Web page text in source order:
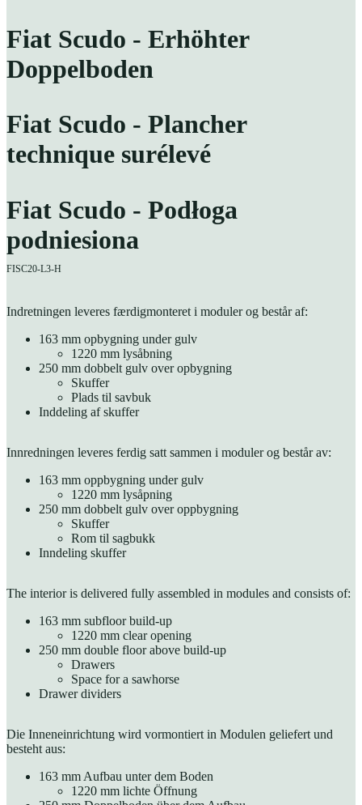
Fiat Scudo - Erhöhter
Doppelboden
Fiat Scudo - Plancher
technique surélevé
Fiat Scudo - Podłoga
podniesiona
FISC20-L3-H
Indretningen leveres færdigmonteret i moduler og består af:
163 mm opbygning under gulv
1220 mm lysåbning
250 mm dobbelt gulv over opbygning
Skuffer
Plads til savbuk
Inddeling af skuffer
Innredningen leveres ferdig satt sammen i moduler og består av:
163 mm oppbygning under gulv
1220 mm lysåpning
250 mm dobbelt gulv over oppbygning
Skuffer
Rom til sagbukk
Inndeling skuffer
The interior is delivered fully assembled in modules and consists of:
163 mm subfloor build-up
1220 mm clear opening
250 mm double floor above build-up
Drawers
Space for a sawhorse
Drawer dividers
Die Inneneinrichtung wird vormontiert in Modulen geliefert und
besteht aus:
163 mm Aufbau unter dem Boden
1220 mm lichte Öffnung